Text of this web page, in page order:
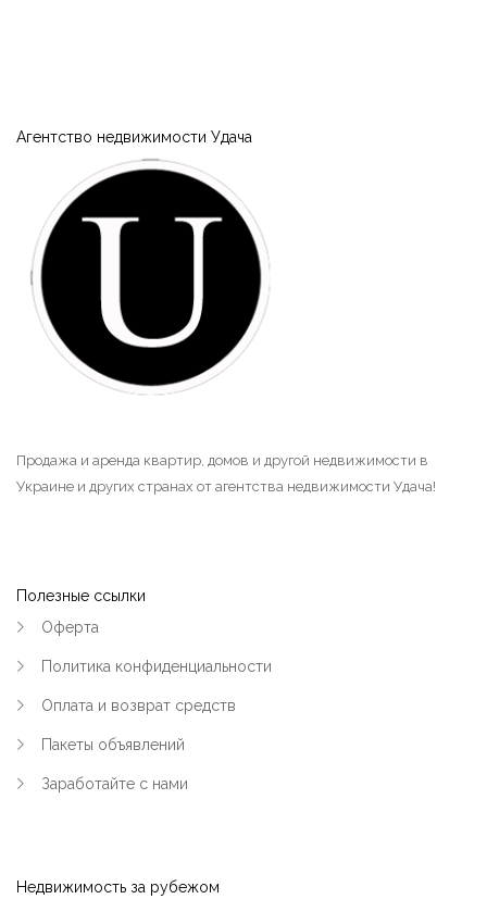
Агентство недвижимости Удача
Продажа и аренда квартир, домов и другой недвижимости в
Украине и других странах от агентства недвижимости Удача!
Полезные ссылки
Оферта
Политика конфиденциальности
Оплата и возврат средств
Пакеты объявлений
Заработайте с нами
Недвижимость за рубежом